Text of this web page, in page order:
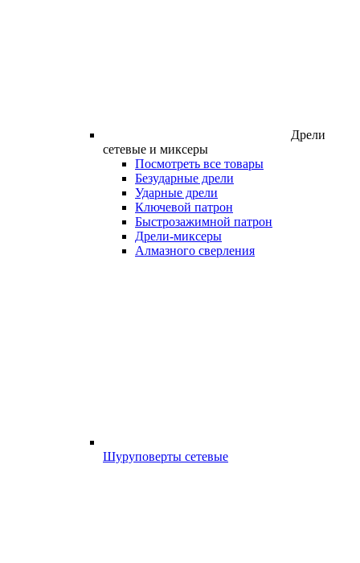
Дрели
сетевые и миксеры
Посмотреть все товары
Безударные дрели
Ударные дрели
Ключевой патрон
Быстрозажимной патрон
Дрели-миксеры
Алмазного сверления
Шуруповерты сетевые